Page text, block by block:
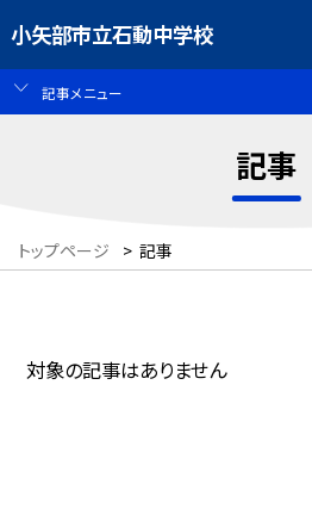
小矢部市立石動中学校
記事メニュー
記事
トップページ > 記事
対象の記事はありません